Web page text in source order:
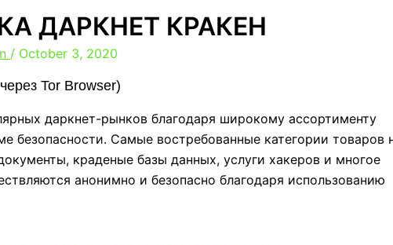
ДАРКНЕТ КРАКЕН
/ October 3, 2020
Tor Browser)
даркнет-рынков благодаря широкому ассортименту
безопасности. Самые востребованные категории товаров
краденые базы данных, услуги хакеров и многое
анонимно и безопасно благодаря использованию